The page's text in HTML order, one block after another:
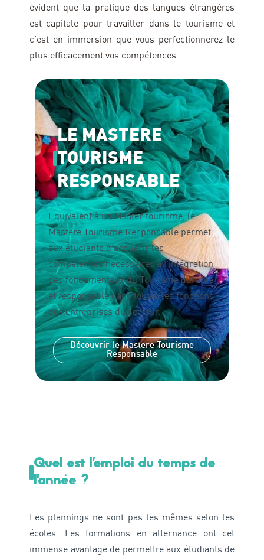
évident que la pratique des langues étrangères
est capitale pour travailler dans le tourisme et
c’est en immersion que vous perfectionnerez le
plus efficacement vos compétences.
LE MASTERE
TOURISME
RESPONSABLE
Equivalent à un Master tourisme, le
Mastere Tourisme Responsable permet
aux étudiants d’acquérir les
compétences nécessaires à l’intégration
des fondamentaux du Tourisme durable
et responsable dans toutes les fonctions
des entreprises du secteur.
Découvrir le Mastere Tourisme
Responsable
Quel est l’emploi du temps de
l’année ?
Les plannings ne sont pas les mêmes selon les
écoles. Les formations en alternance ont cet
immense avantage de permettre aux étudiants de